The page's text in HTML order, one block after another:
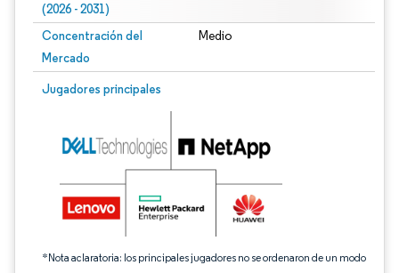
(2026 - 2031)
Concentración del
Mercado
Medio
Jugadores principales
*Nota aclaratoria: los principales jugadores no se ordenaron de un modo
Imagen © Mordor Intelligence. El uso requiere atribución según CC BY 4.0.